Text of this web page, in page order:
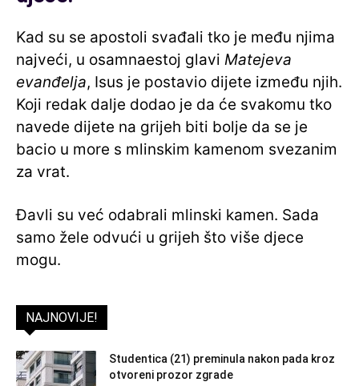
Kad su se apostoli svađali tko je među njima
najveći, u osamnaestoj glavi Matejeva
evanđelja, Isus je postavio dijete između njih.
Koji redak dalje dodao je da će svakomu tko
navede dijete na grijeh biti bolje da se je
bacio u more s mlinskim kamenom svezanim
za vrat.
Đavli su već odabrali mlinski kamen. Sada
samo žele odvući u grijeh što više djece
mogu.
NAJNOVIJE!
Studentica (21) preminula nakon pada kroz
otvoreni prozor zgrade